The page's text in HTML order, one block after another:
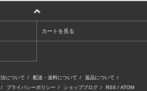
カートを見る
について / 配送・送料について / 返品について /
/ プライバシーポリシー / ショップブログ / RSS / ATOM